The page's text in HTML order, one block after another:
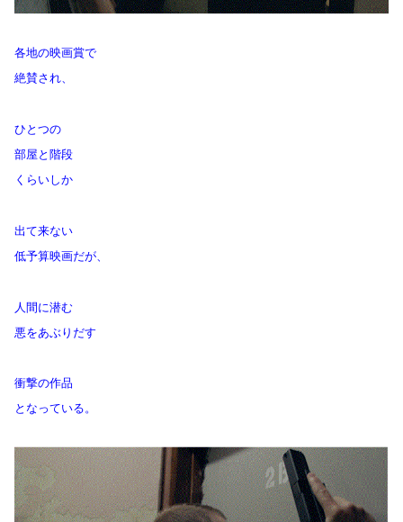
各地の映画賞で
絶賛され、
ひとつの
部屋と階段
くらいしか
出て来ない
低予算映画だが、
人間に潜む
悪をあぶりだす
衝撃の作品
となっている。